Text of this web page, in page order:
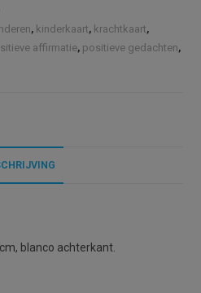
a
, kinderkaart, krachtkaart,
affirmatie, positieve gedachten,
blanco achterkant.